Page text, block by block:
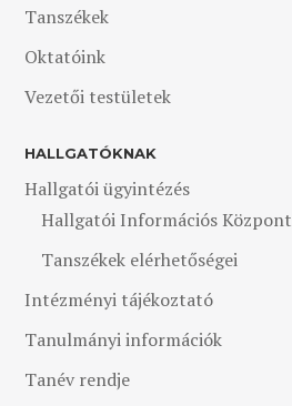
Tanszékek
Oktatóink
Vezetői testületek
HALLGATÓKNAK
Hallgatói ügyintézés
Hallgatói Információs Központ
Tanszékek elérhetőségei
Intézményi tájékoztató
Tanulmányi információk
Tanév rendje